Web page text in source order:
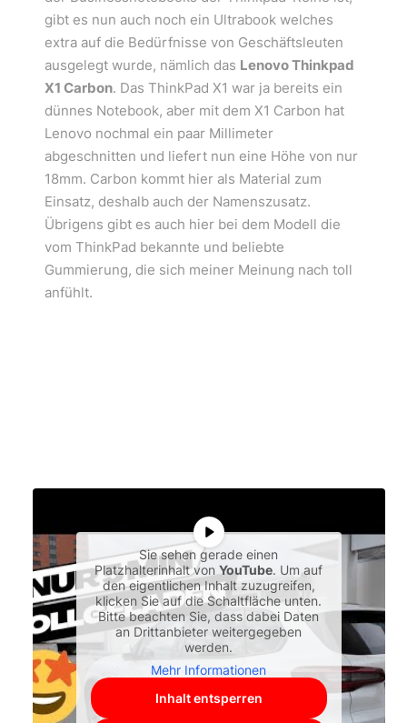
gibt es nun auch noch ein Ultrabook welches
extra auf die Bedürfnisse von Geschäftsleuten
ausgelegt wurde, nämlich das Lenovo Thinkpad
X1 Carbon. Das ThinkPad X1 war ja bereits ein
dünnes Notebook, aber mit dem X1 Carbon hat
Lenovo nochmal ein paar Millimeter
abgeschnitten und liefert nun eine Höhe von nur
18mm. Carbon kommt hier als Material zum
Einsatz, deshalb auch der Namenszusatz.
Übrigens gibt es auch hier bei dem Modell die
vom ThinkPad bekannte und beliebte
Gummierung, die sich meiner Meinung nach toll
anfühlt.
Sie sehen gerade einen
Platzhalterinhalt vonYouTube. Um auf
den eigentlichen Inhalt zuzugreifen,
klicken Sie auf die Schaltfläche unten.
Bitte beachten Sie, dass dabei Daten
an Drittanbieter weitergegeben
werden.
Mehr Informationen
Inhalt entsperren